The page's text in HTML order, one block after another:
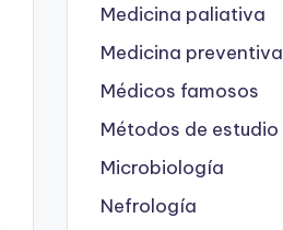
Medicina paliativa
Medicina preventiva
Médicos famosos
Métodos de estudio
Microbiología
Nefrología